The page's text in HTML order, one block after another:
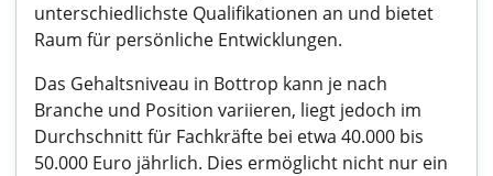
unterschiedlichste Qualifikationen an und bietet
Raum für persönliche Entwicklungen.
Das Gehaltsniveau in Bottrop kann je nach
Branche und Position variieren, liegt jedoch im
Durchschnitt für Fachkräfte bei etwa 40.000 bis
50.000 Euro jährlich. Dies ermöglicht nicht nur ein